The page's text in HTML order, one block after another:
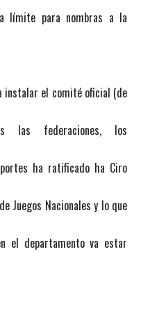
límite para nombras a la
instalar el comité oficial (de
las federaciones, los
ha ratificado ha Ciro
Juegos Nacionales y lo que
el departamento va estar